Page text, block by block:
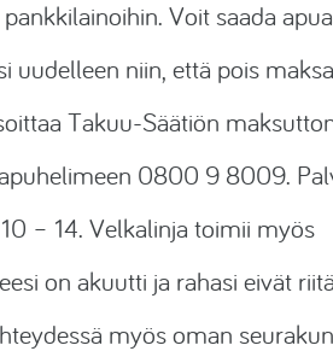
Voit saada
uudelleen niin, että pois
Takuu-Säätiön
0800 9 8009.
– 14. Velkalinja toimii myös
on akuutti ja rahasi eivät
myös oman